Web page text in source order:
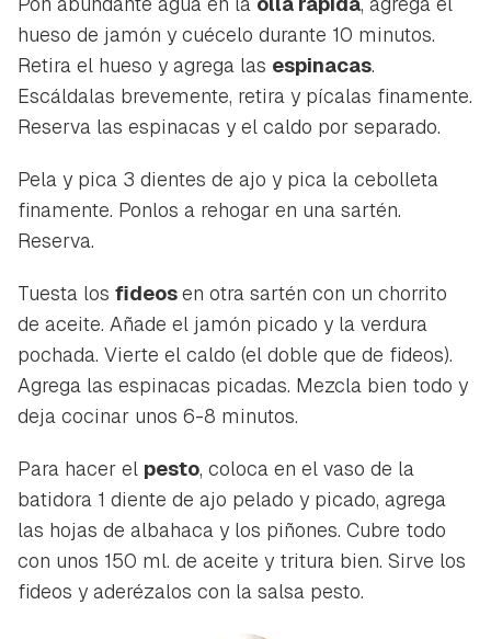
hueso de jamón y cuécelo durante 10 minutos.
Retira el hueso y agrega las espinacas.
Escáldalas brevemente, retira y pícalas finamente.
Reserva las espinacas y el caldo por separado.
Pela y pica 3 dientes de ajo y pica la cebolleta
finamente. Ponlos a rehogar en una sartén.
Reserva.
Tuesta los fideosen otra sartén con un chorrito
de aceite. Añade el jamón picado y la verdura
pochada. Vierte el caldo (el doble que de fideos).
Agrega las espinacas picadas. Mezcla bien todo y
deja cocinar unos 6-8 minutos.
Para hacer el pesto, coloca en el vaso de la
batidora 1 diente de ajo pelado y picado, agrega
las hojas de albahaca y los piñones. Cubre todo
con unos 150 ml. de aceite y tritura bien. Sirve los
fideos y aderézalos con la salsa pesto.